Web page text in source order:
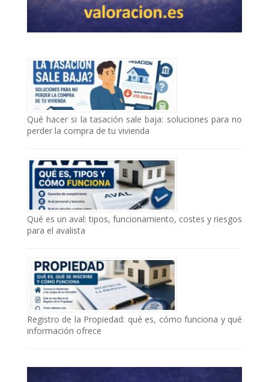
Qué hacer si la tasación sale baja: soluciones para no
perder la compra de tu vivienda
Qué es un aval: tipos, funcionamiento, costes y riesgos
para el avalista
Registro de la Propiedad: qué es, cómo funciona y qué
información ofrece